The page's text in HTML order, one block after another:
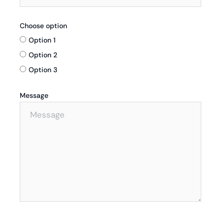
Choose option
Option 1
Option 2
Option 3
Message